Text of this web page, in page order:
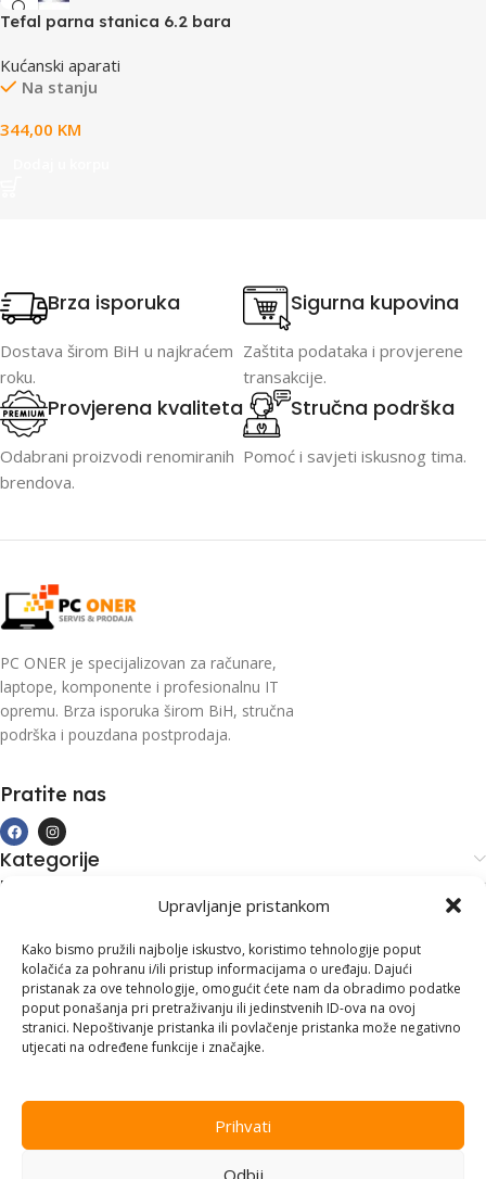
Upravljanje pristankom
Kako bismo pružili najbolje iskustvo, koristimo tehnologije poput
kolačića za pohranu i/ili pristup informacijama o uređaju. Dajući
pristanak za ove tehnologije, omogućit ćete nam da obradimo podatke
poput ponašanja pri pretraživanju ili jedinstvenih ID-ova na ovoj
stranici. Nepoštivanje pristanka ili povlačenje pristanka može negativno
utjecati na određene funkcije i značajke.
Prihvati
Odbij
Tefal parna stanica 6.2 bara
Kućanski aparati
Na stanju
344,00 KM
Brza isporuka
Dostava širom BiH u najkraćem
roku.
Sigurna kupovina
Zaštita podataka i provjerene
transakcije.
Provjerena kvaliteta
Odabrani proizvodi renomiranih
brendova.
Stručna podrška
Pomoć i savjeti iskusnog tima.
PC ONER je specijalizovan za računare,
laptope, komponente i profesionalnu IT
opremu. Brza isporuka širom BiH, stručna
podrška i pouzdana postprodaja.
Pratite nas
Kategorije
Kupovina i podrška
Kontakt informacije
Branilaca Bosne, 75 300 Lukavac
+387 35 555 999
info@pconer.ba